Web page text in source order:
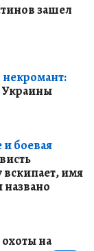
зашел
Украины
боевая
имя
на